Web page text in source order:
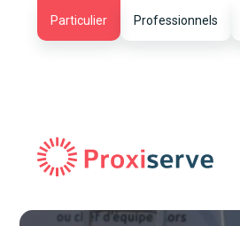
Particulier Professionnels